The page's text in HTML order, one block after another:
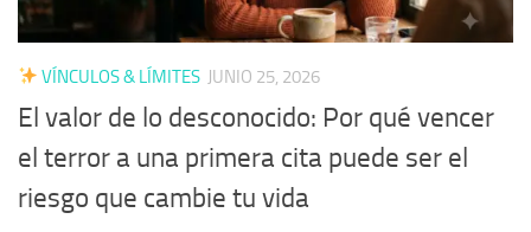
VÍNCULOS & LÍMITES JUNIO 25, 2026
El valor de lo desconocido: Por qué vencer
el terror a una primera cita puede ser el
riesgo que cambie tu vida